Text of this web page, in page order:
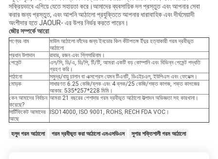
সক্রিয়ভাবে এগিয়ে যেতে সহায়তা করে।আমাদের ব্যবসায়িক দল প্রস্তুত এবং আপনার সেবা
করার জন্য প্রস্তুত, এবং আপনি আঠালো প্রযুক্তিতে আপনার ধারাবাহিক এবং দীর্ঘমেয়াদী
অংশীদার হতে JAOUR- এর উপর নির্ভর করতে পারেন।
জৌর সম্পর্কে আরো
পণ্যের নাম
মাউস আঠালো ফাঁদের জন্য ইনডোর কিল কীটপতঙ্গ ইঁদুর হত্যাকারী গরম দ্রবীভূত
আঠালো
প্রধান উপাদান
রাবার, রজন এবং গ্লিসারিনাম।
পেমেন্ট
এল/সি, ডি/এ, ডি/পি, টি/টি, আমরা একটি বড় কোম্পানি এবং বিভিন্ন পেমেন্ট পদ্ধতি
গ্রহণ করি।
পাঠানো
সমুদ্র/বায়ু চালান বা এক্সপ্রেস যেমন টিএনটি, ডিএইচএল, ইউপিএস এবং ফেডেক্স।
মোড়ক
সাধারণত 6.25 কেজি/ব্লক এবং 4 ব্লক/25 কেজি/শক্ত কাগজ, শক্ত কাগজের
আকার: 535*257*228 মিমি।
কেন আমাদের নির্বাচন
করেছে?
আমরা 21 বছরের পেশাদার গরম দ্রবীভূত আঠালো উত্পাদন অভিজ্ঞতা সহ কারখানা।
সার্টিফিকেট আমাদের
আছে
ISO14000, ISO 9001, ROHS, RECH FDA VOC।
হলুদ গরম আঠালো গরম দ্রবীভূত করা আঠালো এমএসডিএস সুপার শক্তিশালী গরম আঠালো